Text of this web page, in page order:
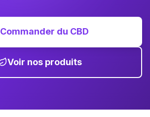
Commander du CBD
Voir nos produits